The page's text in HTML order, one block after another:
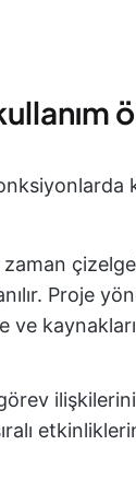
Proje
ve
ilişkilerini